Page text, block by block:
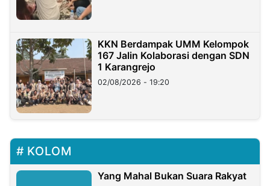
KKN Berdampak UMM Kelompok
167 Jalin Kolaborasi dengan SDN
1 Karangrejo
02/08/2026 - 19:20
KOLOM
Yang Mahal Bukan Suara Rakyat